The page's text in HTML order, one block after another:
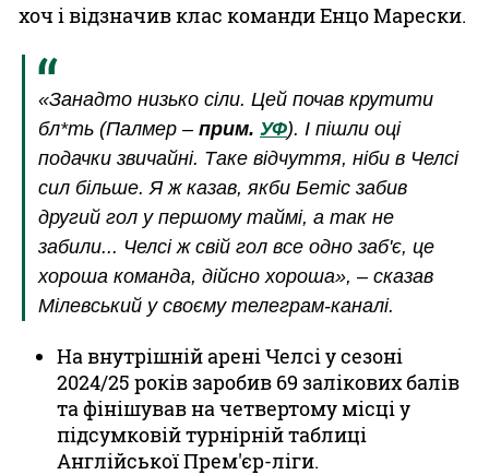
хоч і відзначив клас команди Енцо Марески.
«Занадто низько сіли. Цей почав крутити
бл*ть (Палмер – прим. УФ). І пішли оці
подачки звичайні. Таке відчуття, ніби в Челсі
сил більше. Я ж казав, якби Бетіс забив
другий гол у першому таймі, а так не
забили... Челсі ж свій гол все одно заб'є, це
хороша команда, дійсно хороша», – сказав
Мілевський у своєму телеграм-каналі.
На внутрішній арені Челсі у сезоні
2024/25 років заробив 69 залікових балів
та фінішував на четвертому місці у
підсумковій турнірній таблиці
Англійської Прем'єр-ліги.